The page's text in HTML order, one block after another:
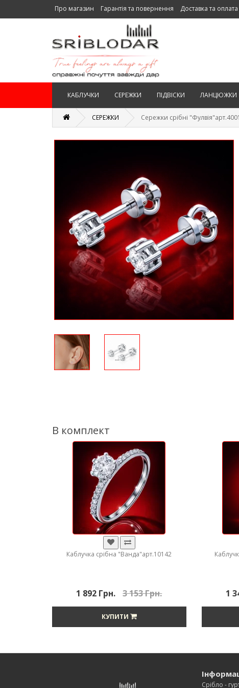
Про магазин Гарантія та повернення Доставка та оплата
КАБЛУЧКИ СЕРЕЖКИ ПІДВІСКИ ЛАНЦЮЖКИ
СЕРЕЖКИ Сережки срібні
В комплект
Каблучка срібна "Ванда"арт.10142
1 892 Грн. 3 153 Грн.
КУПИТИ
1
Срібло -